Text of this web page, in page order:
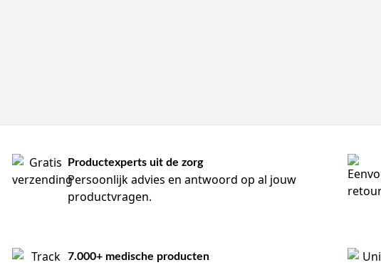
Productexperts uit de zorg
Persoonlijk advies en antwoord op al jouw
productvragen.
7.000+ medische producten